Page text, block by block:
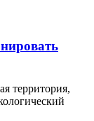
территория,